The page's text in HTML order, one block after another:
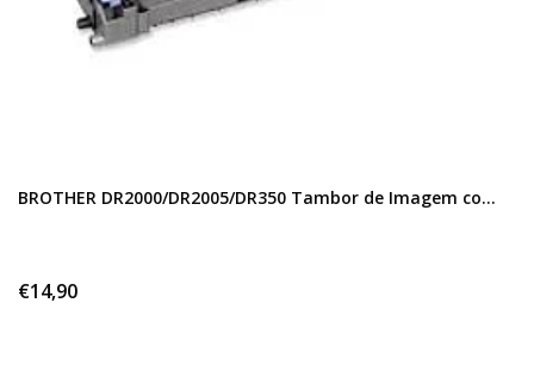
BROTHER DR2000/DR2005/DR350 Tambor de Imagem co...
€14,90